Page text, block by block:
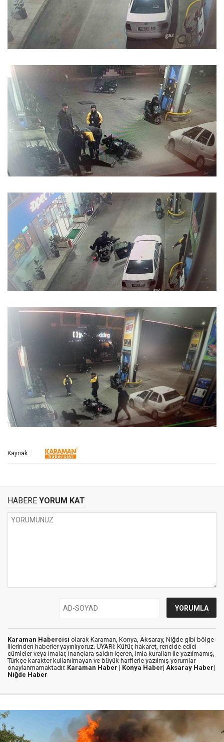
Kaynak:
HABERE YORUM KAT
Karaman Habercisi olarak Karaman, Konya, Aksaray, Niğde gibi bölge
illerinden haberler yayınlıyoruz. UYARI: Küfür, hakaret, rencide edici
cümleler veya imalar, inançlara saldırı içeren, imla kuralları ile yazılmamış,
Türkçe karakter kullanılmayan ve büyük harflerle yazılmış yorumlar
onaylanmamaktadır. Karaman Haber | Konya Haber| Aksaray Haber|
Niğde Haber